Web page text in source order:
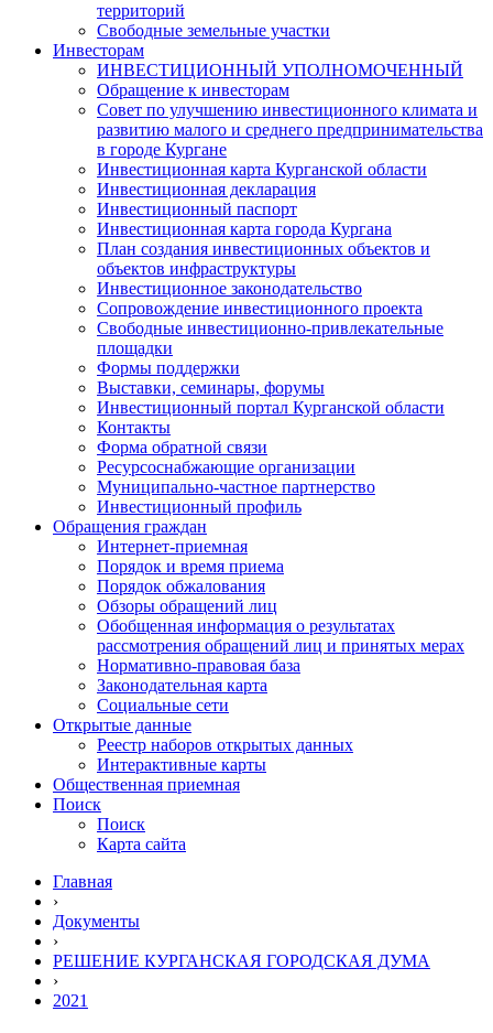
территорий
Свободные земельные участки
Инвесторам
ИНВЕСТИЦИОННЫЙ УПОЛНОМОЧЕННЫЙ
Обращение к инвесторам
Совет по улучшению инвестиционного климата и
развитию малого и среднего предпринимательства
в городе Кургане
Инвестиционная карта Курганской области
Инвестиционная декларация
Инвестиционный паспорт
Инвестиционная карта города Кургана
План создания инвестиционных объектов и
объектов инфраструктуры
Инвестиционное законодательство
Сопровождение инвестиционного проекта
Свободные инвестиционно-привлекательные
площадки
Формы поддержки
Выставки, семинары, форумы
Инвестиционный портал Курганской области
Контакты
Форма обратной связи
Ресурсоснабжающие организации
Муниципально-частное партнерство
Инвестиционный профиль
Обращения граждан
Интернет-приемная
Порядок и время приема
Порядок обжалования
Обзоры обращений лиц
Обобщенная информация о результатах
рассмотрения обращений лиц и принятых мерах
Нормативно-правовая база
Законодательная карта
Социальные сети
Открытые данные
Реестр наборов открытых данных
Интерактивные карты
Общественная приемная
Поиск
Поиск
Карта сайта
Главная
›
Документы
›
РЕШЕНИЕ КУРГАНСКАЯ ГОРОДСКАЯ ДУМА
›
2021